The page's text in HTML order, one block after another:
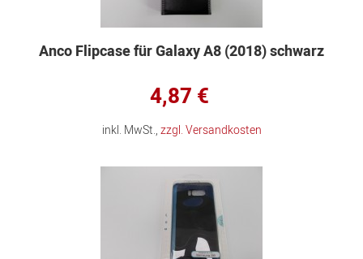
Anco Flipcase für Galaxy A8 (2018) schwarz
4,87 €
inkl. MwSt.,zzgl. Versandkosten